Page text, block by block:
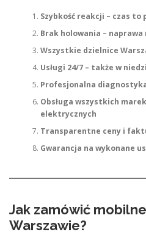
Szybkość reakcji – czas to
Brak holowania – naprawa
Wszystkie dzielnice
Usługi 24/7 – także w
Profesjonalna
Obsługa wszystkich
elektrycznych
Transparentne ceny i
Gwarancja na wykonane
Jak zamówić
Warszawie?